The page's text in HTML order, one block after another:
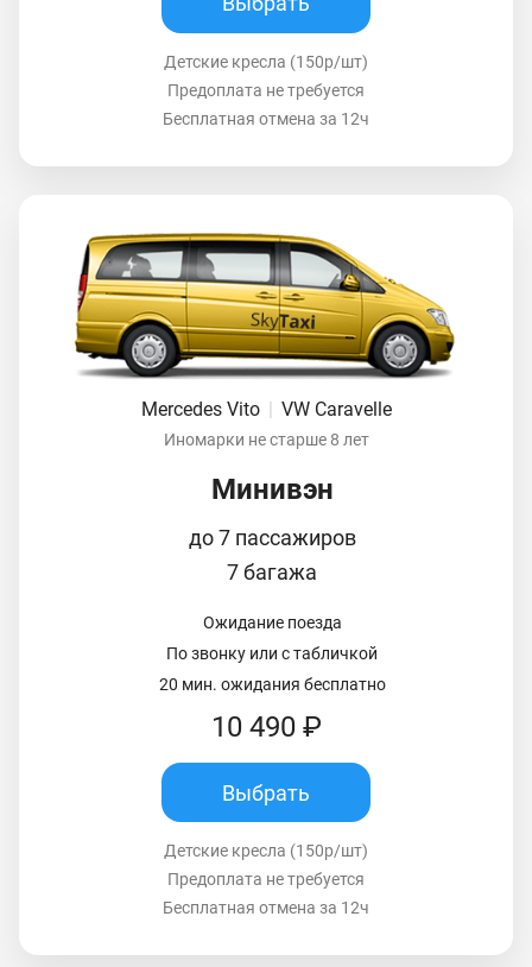
Детские кресла (150р/шт)
Предоплата не требуется
Бесплатная отмена за 12ч
Mercedes Vito VW Caravelle
Иномарки не старше 8 лет
Минивэн
до 7 пассажиров
7 багажа
Ожидание поезда
По звонку или с табличкой
20 мин. ожидания бесплатно
10 490 ₽
Выбрать
Детские кресла (150р/шт)
Предоплата не требуется
Бесплатная отмена за 12ч